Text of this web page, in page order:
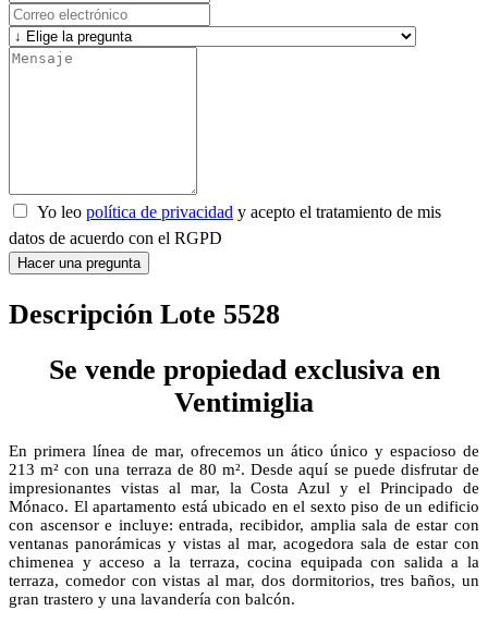
Yo leo política de privacidad y acepto el tratamiento de mis
datos de acuerdo con el RGPD
Hacer una pregunta
Descripción Lote 5528
Se vende propiedad exclusiva en
Ventimiglia
En primera línea de mar, ofrecemos un ático único y espacioso de
213 m² con una terraza de 80 m². Desde aquí se puede disfrutar de
impresionantes vistas al mar, la Costa Azul y el Principado de
Mónaco. El apartamento está ubicado en el sexto piso de un edificio
con ascensor e incluye: entrada, recibidor, amplia sala de estar con
ventanas panorámicas y vistas al mar, acogedora sala de estar con
chimenea y acceso a la terraza, cocina equipada con salida a la
terraza, comedor con vistas al mar, dos dormitorios, tres baños, un
gran trastero y una lavandería con balcón.